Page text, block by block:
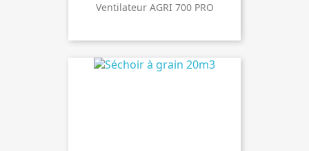
Ventilateur AGRI 700 PRO